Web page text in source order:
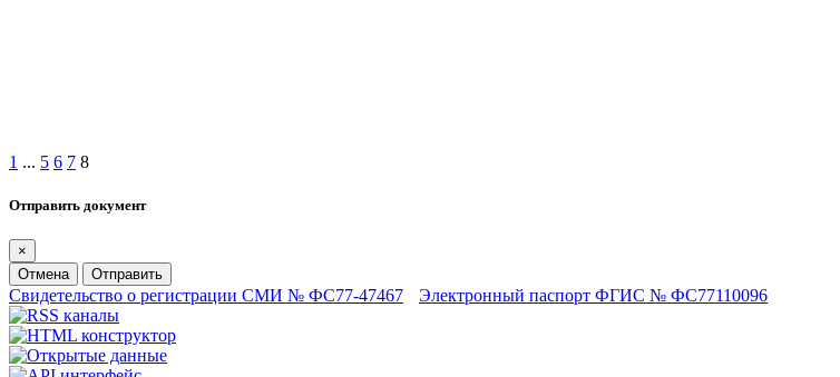
1 ... 5 6 7 8
Отправить документ
×
Отмена
Отправить
Свидетельство о регистрации СМИ № ФС77-47467 Электронный паспорт ФГИС № ФС77110096